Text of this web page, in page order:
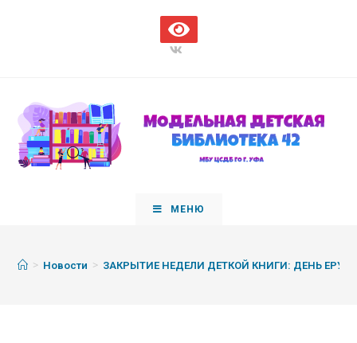
МЕНЮ
> Новости > ЗАКРЫТИЕ НЕДЕЛИ ДЕТКОЙ КНИГИ: ДЕНЬ